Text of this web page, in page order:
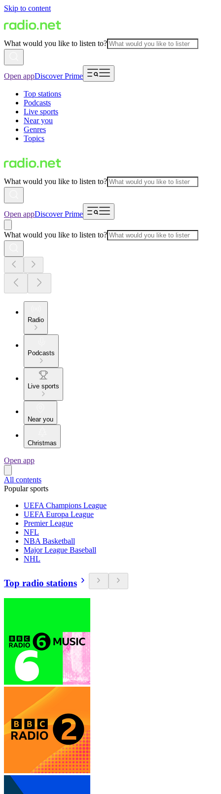
Skip to content
What would you like to listen to?
Open appDiscover Prime
Top stations
Podcasts
Live sports
Near you
Genres
Topics
What would you like to listen to?
Open appDiscover Prime
What would you like to listen to?
Radio
Podcasts
Live sports
Near you
Christmas
Open app
All contents
Popular sports
UEFA Champions League
UEFA Europa League
Premier League
NFL
NBA Basketball
Major League Baseball
NHL
Top radio stations